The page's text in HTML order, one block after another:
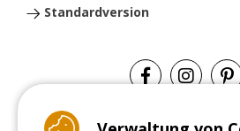
Standardversion